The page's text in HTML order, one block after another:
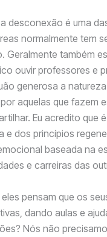
desconexão é uma
normalmente tem
Geralmente também
ouvir professores e
generosa a
aquelas que fazem
Eu acredito que
e dos princípios
baseada na
e carreiras das
eles pensam que os
dando aulas e
Nós não